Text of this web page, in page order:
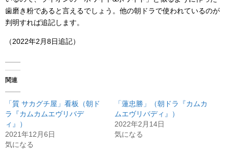
歯磨き粉であると言えるでしょう。他の朝ドラで使われているのが
判明すれば追記します。
（2022年2月8日追記）
関連
「質 サカグチ屋」看板（朝ド
ラ『カムカムエヴリバデ
ィ』）
2021年12月6日
気になる
「蓮忠勝」（朝ドラ『カムカ
ムエヴリバディ』）
2022年2月14日
気になる